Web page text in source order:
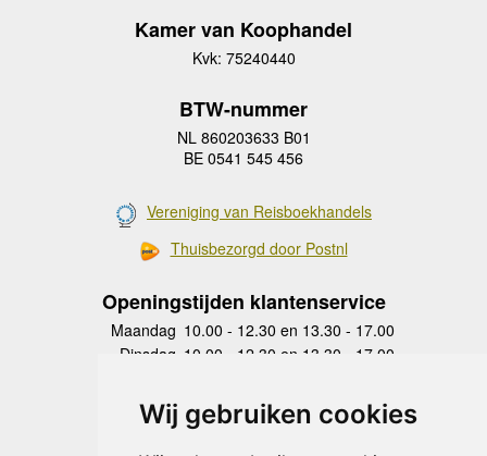
Wij gebruiken cookies
Kamer van Koophandel
Kvk: 75240440
BTW-nummer
NL 860203633 B01
BE 0541 545 456
Vereniging van Reisboekhandels
Thuisbezorgd door Postnl
Openingstijden klantenservice
Maandag 10.00 - 12.30 en 13.30 - 17.00
Dinsdag 10.00 - 12.30 en 13.30 - 17.00
Donderdag
10.00 - 12.30 en 13.30 - 17.00
Vrijdag 10.00 - 12.30 en 13.30 - 17.00
Zaterdag
gesloten